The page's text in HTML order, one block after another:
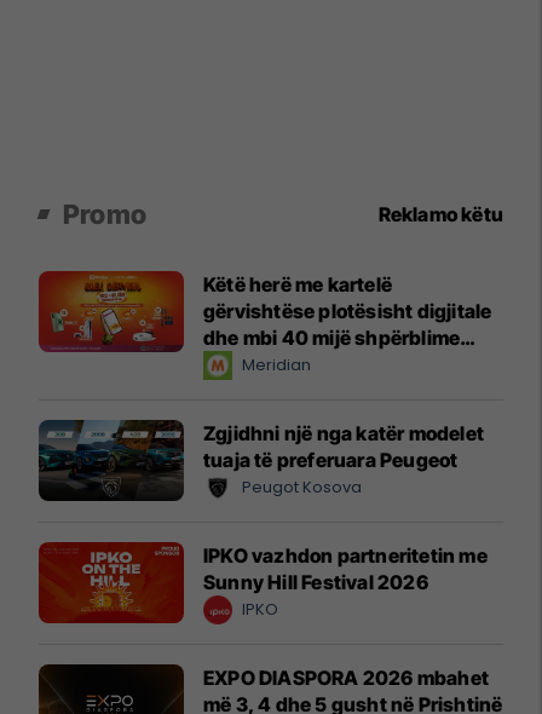
Promo Reklamo këtu
Këtë herë me kartelë
gërvishtëse plotësisht digjitale
dhe mbi 40 mijë shpërblime
instant!Meridian
Zgjidhni një nga katër modelet
tuaja të preferuara Peugeot
Peugot Kosova
IPKO vazhdon partneritetin me
Sunny Hill Festival 2026
IPKO
EXPO DIASPORA 2026 mbahet
më 3, 4 dhe 5 gusht në Prishtinë